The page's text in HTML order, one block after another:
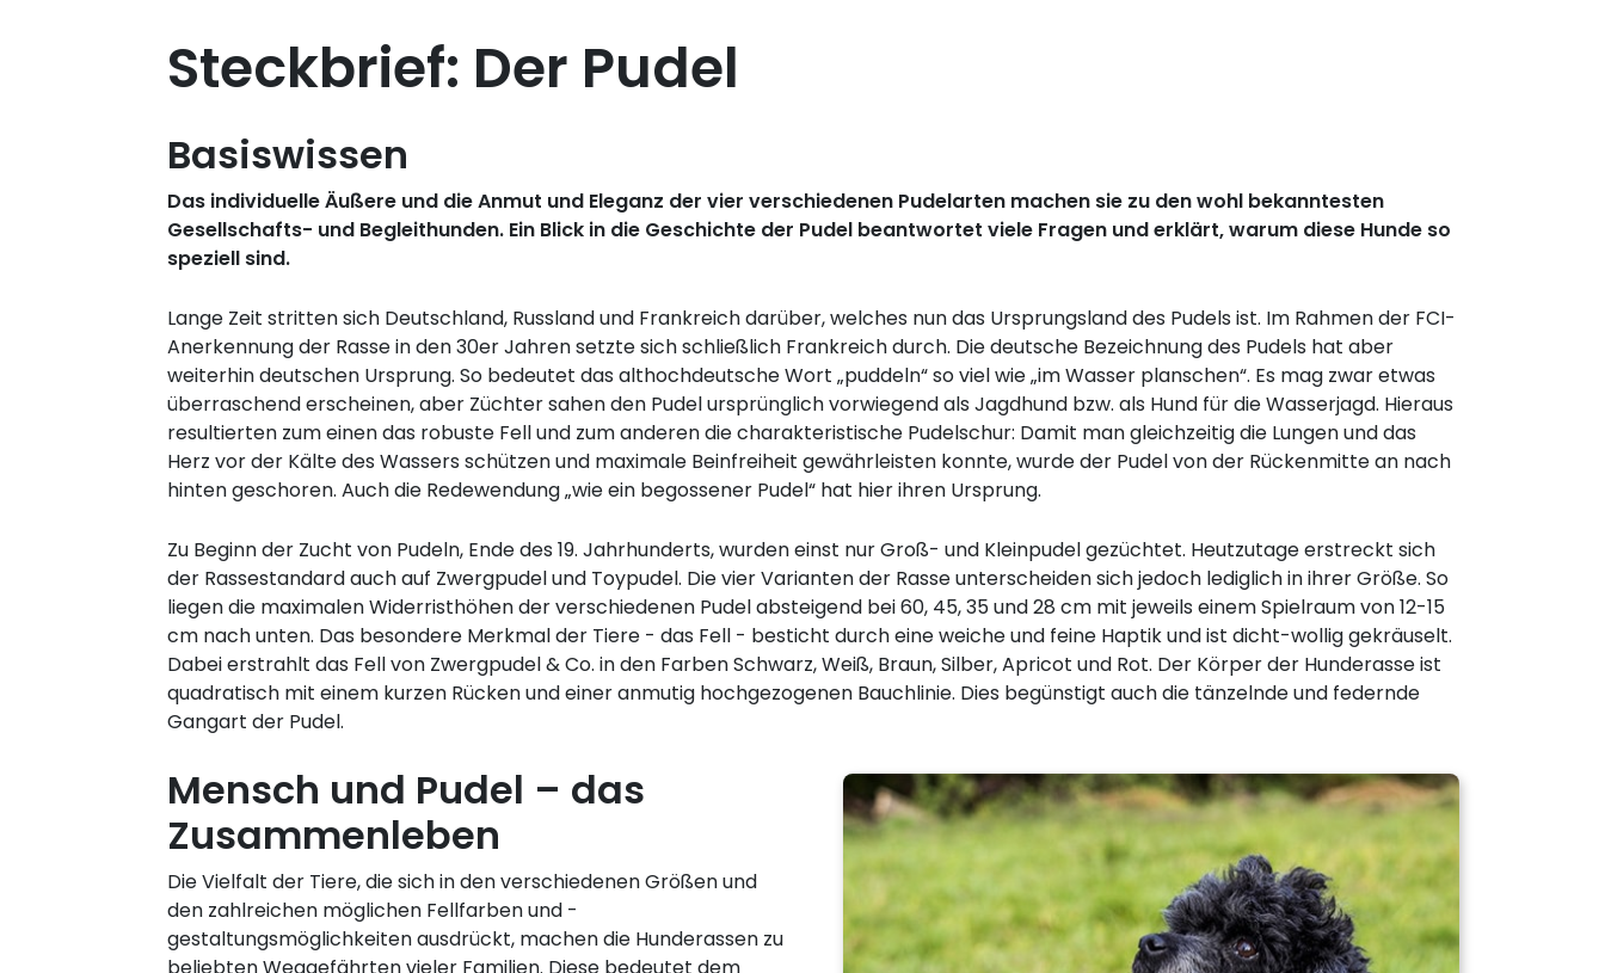
Steckbrief: Der Pudel
Basiswissen
Das individuelle Äußere und die Anmut und Eleganz der vier verschiedenen Pudelarten machen sie zu den wohl bekanntesten
Gesellschafts- und Begleithunden. Ein Blick in die Geschichte der Pudel beantwortet viele Fragen und erklärt, warum diese Hunde so
speziell sind.
Lange Zeit stritten sich Deutschland, Russland und Frankreich darüber, welches nun das Ursprungsland des Pudels ist. Im Rahmen der FCI-
Anerkennung der Rasse in den 30er Jahren setzte sich schließlich Frankreich durch. Die deutsche Bezeichnung des Pudels hat aber
weiterhin deutschen Ursprung. So bedeutet das althochdeutsche Wort „puddeln“ so viel wie „im Wasser planschen“. Es mag zwar etwas
überraschend erscheinen, aber Züchter sahen den Pudel ursprünglich vorwiegend als Jagdhund bzw. als Hund für die Wasserjagd. Hieraus
resultierten zum einen das robuste Fell und zum anderen die charakteristische Pudelschur: Damit man gleichzeitig die Lungen und das
Herz vor der Kälte des Wassers schützen und maximale Beinfreiheit gewährleisten konnte, wurde der Pudel von der Rückenmitte an nach
hinten geschoren. Auch die Redewendung „wie ein begossener Pudel“ hat hier ihren Ursprung.
Zu Beginn der Zucht von Pudeln, Ende des 19. Jahrhunderts, wurden einst nur Groß- und Kleinpudel gezüchtet. Heutzutage erstreckt sich
der Rassestandard auch auf Zwergpudel und Toypudel. Die vier Varianten der Rasse unterscheiden sich jedoch lediglich in ihrer Größe. So
liegen die maximalen Widerristhöhen der verschiedenen Pudel absteigend bei 60, 45, 35 und 28 cm mit jeweils einem Spielraum von 12-15
cm nach unten. Das besondere Merkmal der Tiere - das Fell - besticht durch eine weiche und feine Haptik und ist dicht-wollig gekräuselt.
Dabei erstrahlt das Fell von Zwergpudel & Co. in den Farben Schwarz, Weiß, Braun, Silber, Apricot und Rot. Der Körper der Hunderasse ist
quadratisch mit einem kurzen Rücken und einer anmutig hochgezogenen Bauchlinie. Dies begünstigt auch die tänzelnde und federnde
Gangart der Pudel.
Mensch und Pudel – das
Zusammenleben
Die Vielfalt der Tiere, die sich in den verschiedenen Größen und
den zahlreichen möglichen Fellfarben und -
gestaltungsmöglichkeiten ausdrückt, machen die Hunderassen zu